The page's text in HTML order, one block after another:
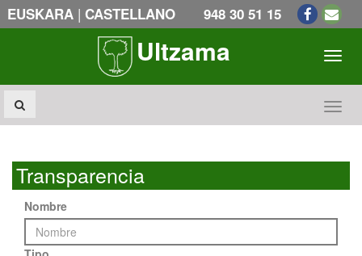
EUSKARA | CASTELLANO 948 30 51 15
Ultzama
Transparencia
Nombre